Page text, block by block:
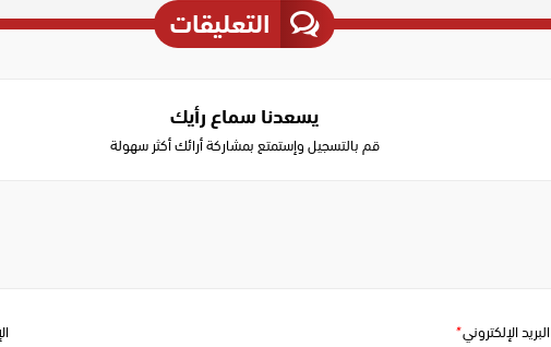
التعليقات
يسعدنا سماع رأيك
قم بالتسجيل وإستمتع بمشاركة أرائك أكثر سهولة
البريد الإلكتروني*